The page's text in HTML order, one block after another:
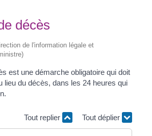
décès
de l'information légale et
est une démarche obligatoire qui doit
lieu du décès, dans les 24 heures qui
Tout replier Tout déplier